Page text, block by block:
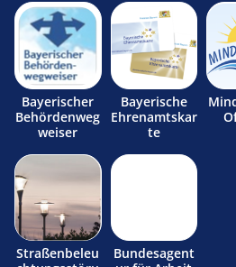
Bayerischer
Behördenweg
weiser
Bayerische
Ehrenamtskar
te
Straßenbeleu
Bundesagent